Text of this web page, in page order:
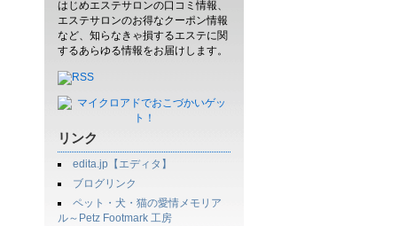
はじめエステサロンの口コミ情報、
エステサロンのお得なクーポン情報
など、知らなきゃ損するエステに関
するあらゆる情報をお届けします。
リンク
edita.jp【エディタ】
ブログリンク
ペット・犬・猫の愛情メモリア
ル～Petz Footmark 工房